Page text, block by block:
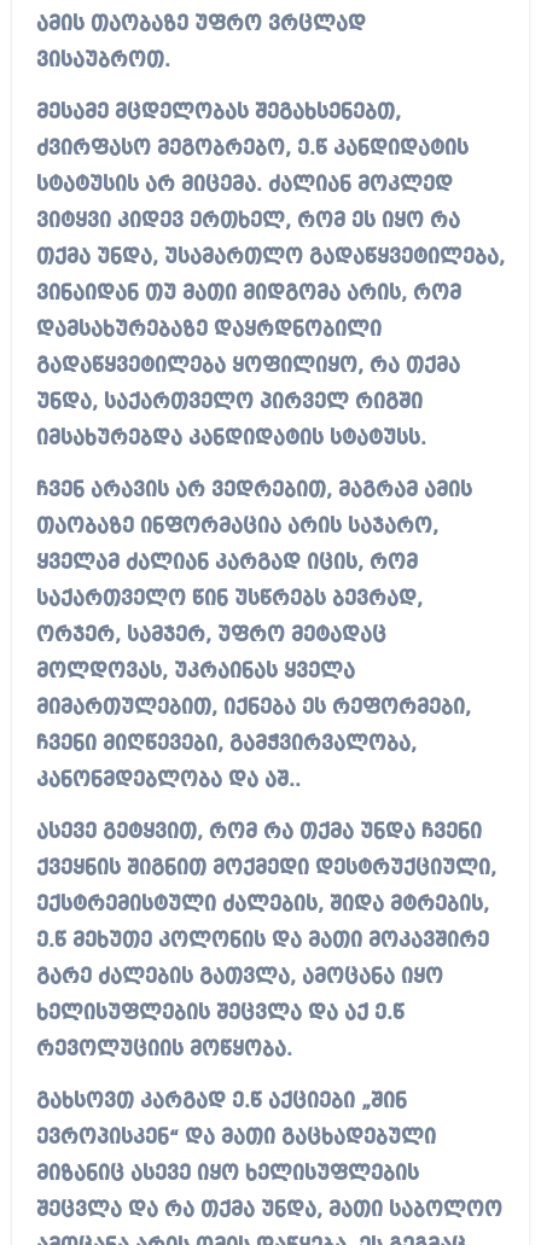
ამის თაობაზე უფრო ვრცლად
ვისაუბროთ.
მესამე მცდელობას შეგახსენებთ,
ძვირფასო მეგობრებო, ე.წ კანდიდატის
სტატუსის არ მიცემა. ძალიან მოკლედ
ვიტყვი კიდევ ერთხელ, რომ ეს იყო რა
თქმა უნდა, უსამართლო გადაწყვეტილება,
ვინაიდან თუ მათი მიდგომა არის, რომ
დამსახურებაზე დაყრდნობილი
გადაწყვეტილება ყოფილიყო, რა თქმა
უნდა, საქართველო პირველ რიგში
იმსახურებდა კანდიდატის სტატუსს.
ჩვენ არავის არ ვედრებით, მაგრამ ამის
თაობაზე ინფორმაცია არის საჯარო,
ყველამ ძალიან კარგად იცის, რომ
საქართველო წინ უსწრებს ბევრად,
ორჯერ, სამჯერ, უფრო მეტადაც
მოლდოვას, უკრაინას ყველა
მიმართულებით, იქნება ეს რეფორმები,
ჩვენი მიღწევები, გამჭვირვალობა,
კანონმდებლობა და აშ..
ასევე გეტყვით, რომ რა თქმა უნდა ჩვენი
ქვეყნის შიგნით მოქმედი დესტრუქციული,
ექსტრემისტული ძალების, შიდა მტრების,
ე.წ მეხუთე კოლონის და მათი მოკავშირე
გარე ძალების გათვლა, ამოცანა იყო
ხელისუფლების შეცვლა და აქ ე.წ
რევოლუციის მოწყობა.
გახსოვთ კარგად ე.წ აქციები „შინ
ევროპისკენ“ და მათი გაცხადებული
მიზანიც ასევე იყო ხელისუფლების
შეცვლა და რა თქმა უნდა, მათი საბოლოო